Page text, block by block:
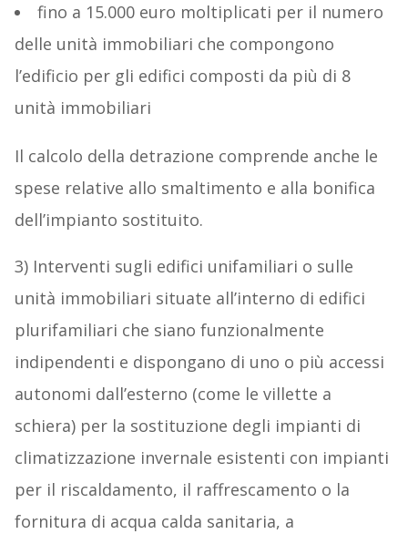
fino a 15.000 euro moltiplicati per il numero
delle unità immobiliari che compongono
l’edificio per gli edifici composti da più di 8
unità immobiliari
Il calcolo della detrazione comprende anche le
spese relative allo smaltimento e alla bonifica
dell’impianto sostituito.
3) Interventi sugli edifici unifamiliari o sulle
unità immobiliari situate all’interno di edifici
plurifamiliari che siano funzionalmente
indipendenti e dispongano di uno o più accessi
autonomi dall’esterno (come le villette a
schiera) per la sostituzione degli impianti di
climatizzazione invernale esistenti con impianti
per il riscaldamento, il raffrescamento o la
fornitura di acqua calda sanitaria, a